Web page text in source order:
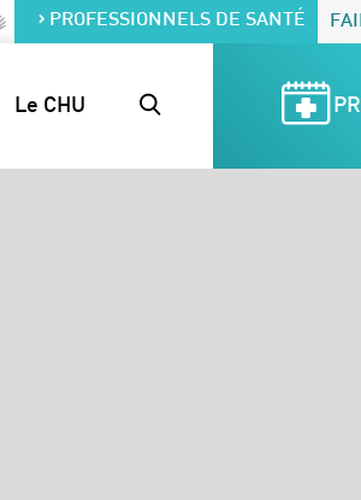
PROFESSIONNELS DE SANTÉ
Le CHU